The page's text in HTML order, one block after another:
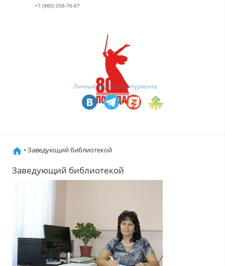
+7 (960) 056-76-67
Личный кабинет абитуриента
• Заведующий библиотекой
Заведующий библиотекой